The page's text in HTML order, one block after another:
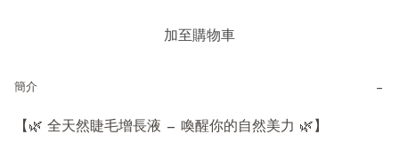
加至購物車
簡介 −
【🌿 全天然睫毛增長液 — 喚醒你的自然美力 🌿】